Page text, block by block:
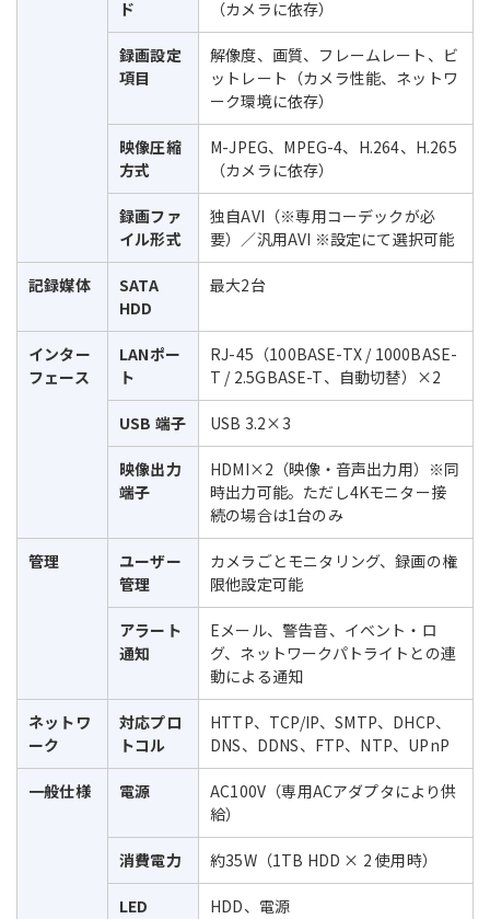
ド （カメラに依存）
録画設定
項目
解像度、画質、フレームレート、ビ
ットレート（カメラ性能、ネットワ
ーク環境に依存）
映像圧縮
方式
M-JPEG、MPEG-4、H.264、H.265
（カメラに依存）
録画ファ
イル形式
独自AVI（※専用コーデックが必
要）／汎用AVI ※設定にて選択可能
記録媒体
SATA
HDD
最大2台
インター
フェース
LANポー
ト
RJ-45（100BASE-TX / 1000BASE-
T / 2.5GBASE-T、自動切替）×2
USB 端子 USB 3.2×3
映像出力
端子
HDMI×2（映像・音声出力用）※同
時出力可能。ただし4Kモニター接
続の場合は1台のみ
管理
ユーザー
管理
カメラごとモニタリング、録画の権
限他設定可能
アラート
通知
Eメール、警告音、イベント・ロ
グ、ネットワークパトライトとの連
動による通知
ネットワ
ーク
対応プロ
トコル
HTTP、TCP/IP、SMTP、DHCP、
DNS、DDNS、FTP、NTP、UPnP
一般仕様 電源
AC100V（専用ACアダプタにより供
給）
消費電力 約35W（1TB HDD × 2 使用時）
LED HDD、電源